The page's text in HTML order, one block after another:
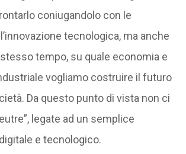
coniugandolo con le
tecnologica, ma anche
tempo, su quale economia e
vogliamo costruire il futuro
Da questo punto di vista non ci
legate ad un semplice
e tecnologico.